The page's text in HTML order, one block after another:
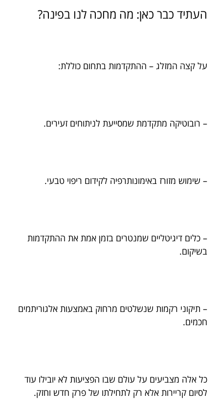
העתיד כבר כאן: מה מחכה לנו בפינה?
על קצה המזלג – ההתקדמות בתחום כוללת:
– רובוטיקה מתקדמת שמסייעת לניתוחים זעירים.
– שימוש מזורז באימונותרפיה לקידום ריפוי טבעי.
– כלים דיגיטליים שמנטרים בזמן אמת את ההתקדמות
בשיקום.
– תיקוני רקמות שנשלטים מרחוק באמצעות אלגוריתמים
חכמים.
כל אלה מצביעים על עולם שבו הפציעות לא יובילו עוד
לסיום קריירות אלא רק לתחילתו של פרק חדש וחזק.